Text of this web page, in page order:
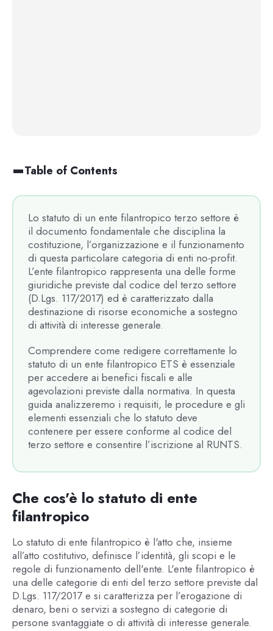
Lo statuto di un ente filantropico terzo settore è
il documento fondamentale che disciplina la
costituzione, l’organizzazione e il funzionamento
di questa particolare categoria di enti no-profit.
L’ente filantropico rappresenta una delle forme
giuridiche previste dal codice del terzo settore
(D.Lgs. 117/2017) ed è caratterizzato dalla
destinazione di risorse economiche a sostegno
di attività di interesse generale.
Comprendere come redigere correttamente lo
statuto di un ente filantropico ETS è essenziale
per accedere ai benefici fiscali e alle
agevolazioni previste dalla normativa. In questa
guida analizzeremo i requisiti, le procedure e gli
elementi essenziali che lo statuto deve
contenere per essere conforme al codice del
terzo settore e consentire l’iscrizione al RUNTS.
Table of Contents
Che cos'è lo statuto di ente
filantropico
Lo statuto di ente filantropico è l'atto che, insieme
all’atto costitutivo, definisce l’identità, gli scopi e le
regole di funzionamento dell'ente. L'ente filantropico è
una delle categorie di enti del terzo settore previste dal
D.Lgs. 117/2017 e si caratterizza per l’erogazione di
denaro, beni o servizi a sostegno di categorie di
persone svantaggiate o di attività di interesse generale.